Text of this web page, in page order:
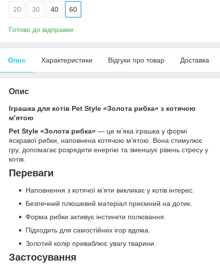
20 30 40 60
Готово до відправки
Опис Характеристики Відгуки про товар Доставка
Опис
Іграшка для котів Pet Style «Золота рибка» з котячою
м’ятою
Pet Style «Золота рибка» — це м’яка іграшка у формі
яскравої рибки, наповнена котячою м’ятою. Вона стимулює
гру, допомагає розрядити енергію та зменшує рівень стресу у
котів.
Переваги
Наповнення з котячої м’яти викликає у котів інтерес.
Безпечний плюшевий матеріал приємний на дотик.
Форма рибки активує інстинкти полювання.
Підходить для самостійних ігор вдома.
Золотий колір приваблює увагу тварини.
Застосування